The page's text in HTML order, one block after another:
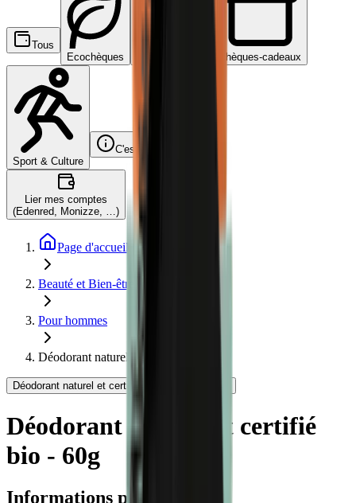
Tous
Ecochèques
Chèques-repas Chèques-cadeaux
Sport & Culture
C'est quoi ?
Lier mes comptes
(Edenred, Monizze, …)
Page d'accueil
Beauté et Bien-être
Pour hommes
Déodorant naturel et certifié bio - 60g
Déodorant naturel et certifié bio - 60g - Bivouak
Déodorant naturel et certifié
bio - 60g
Informations produit